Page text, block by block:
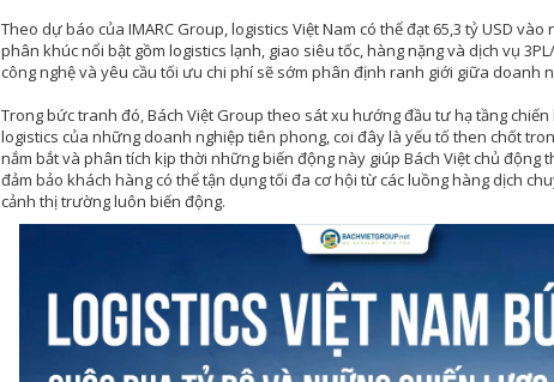
Theo dự báo của IMARC Group, logistics Việt Nam có thể đạt 65,3 tỷ USD
phân khúc nổi bật gồm logistics lạnh, giao siêu tốc, hàng nặng và dịch vụ
công nghệ và yêu cầu tối ưu chi phí sẽ sớm phân định ranh giới giữa doanh
Trong bức tranh đó, Bách Việt Group theo sát xu hướng đầu tư hạ tầng
logistics của những doanh nghiệp tiên phong, coi đây là yếu tố then chốt
nắm bắt và phân tích kịp thời những biến động này giúp Bách Việt chủ động
đảm bảo khách hàng có thể tận dụng tối đa cơ hội từ các luồng hàng dịch
cảnh thị trường luôn biến động.